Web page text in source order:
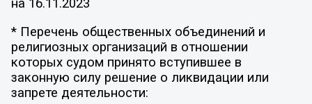
на 16.11.2023
* Перечень общественных объединений и
религиозных организаций в отношении
которых судом принято вступившее в
законную силу решение о ликвидации или
запрете деятельности: